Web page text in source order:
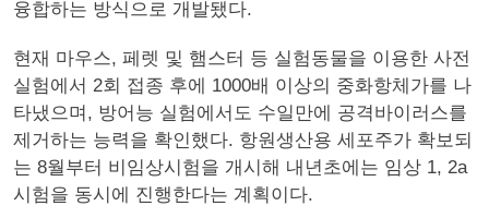
융합하는 방식으로 개발됐다.
현재 마우스, 페렛 및 햄스터 등 실험동물을 이용한 사전
실험에서 2회 접종 후에 1000배 이상의 중화항체가를 나
타냈으며, 방어능 실험에서도 수일만에 공격바이러스를
제거하는 능력을 확인했다. 항원생산용 세포주가 확보되
는 8월부터 비임상시험을 개시해 내년초에는 임상 1, 2a
시험을 동시에 진행한다는 계획이다.